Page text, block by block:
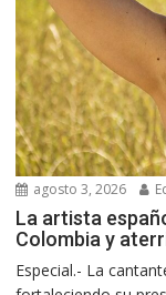
agosto 3, 2026
La artista
Colombia y
Especial.- La